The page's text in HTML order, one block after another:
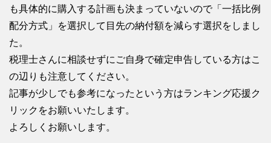
も具体的に購入する計画も決まっていないので「一括比例
配分方式」を選択して目先の納付額を減らす選択をしまし
た。
税理士さんに相談せずにご自身で確定申告している方はこ
の辺りも注意してください。
記事が少しでも参考になったという方はランキング応援ク
リックをお願いいたします。
よろしくお願いします。